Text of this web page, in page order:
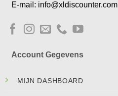
E-mail: info@xldiscounter.com
Account Gegevens
MIJN DASHBOARD